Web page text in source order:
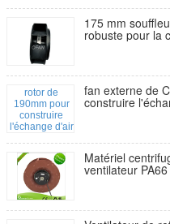
175 mm
robuste pour la
fan externe de
construire
Matériel
ventilateur